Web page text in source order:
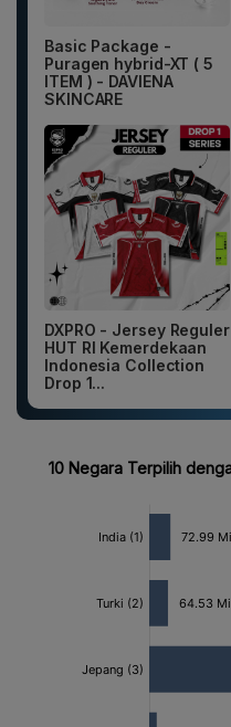
Basic Package -
Puragen hybrid-XT ( 5
ITEM ) - DAVIENA
SKINCARE
DXPRO - Jersey Reguler
HUT RI Kemerdekaan
Indonesia Collection
Drop 1...